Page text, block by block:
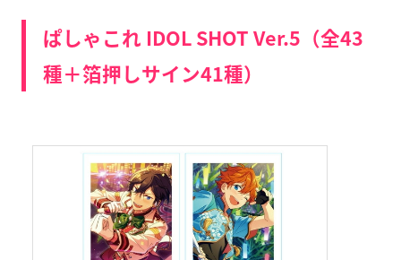
ぱしゃこれ IDOL SHOT Ver.5（全43
種＋箔押しサイン41種）